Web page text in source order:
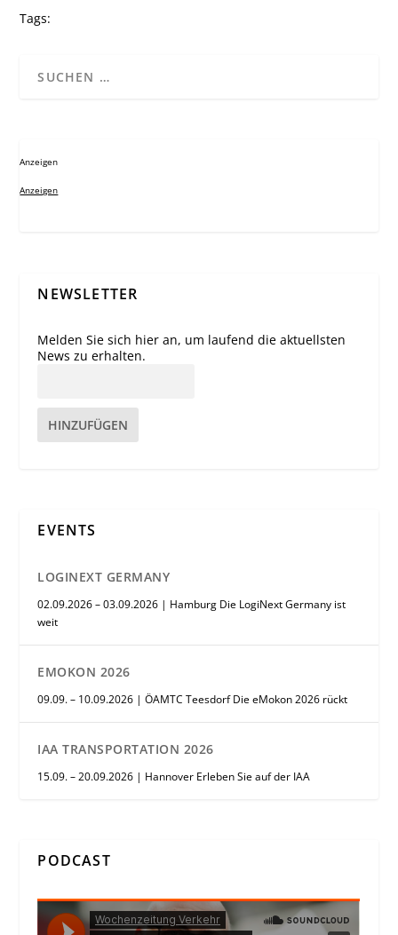
Tags:
Anzeigen
Anzeigen
NEWSLETTER
Melden Sie sich hier an, um laufend die aktuellsten
News zu erhalten.
HINZUFÜGEN
EVENTS
LOGINEXT GERMANY
02.09.2026 – 03.09.2026 | Hamburg Die LogiNext Germany ist
weit
EMOKON 2026
09.09. – 10.09.2026 | ÖAMTC Teesdorf Die eMokon 2026 rückt
IAA TRANSPORTATION 2026
15.09. – 20.09.2026 | Hannover Erleben Sie auf der IAA
PODCAST